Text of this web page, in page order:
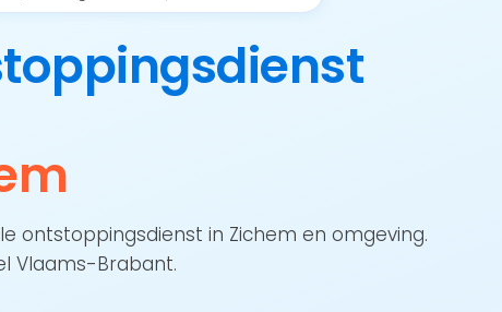
ontstoppingsdienst in Zichem en omgeving.
Vlaams-Brabant.